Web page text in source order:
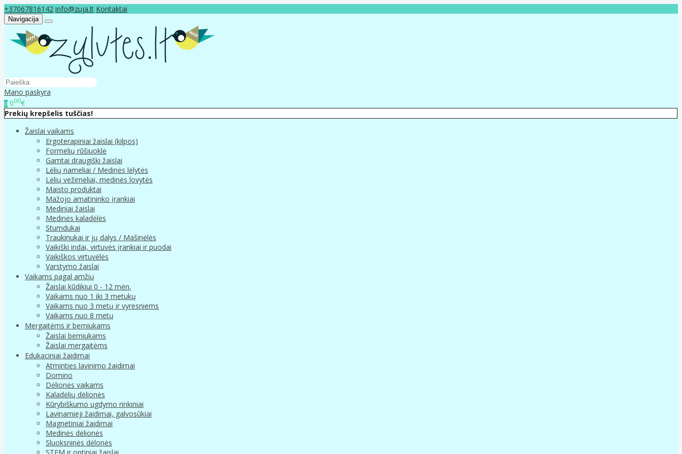
+37067816142 info@zuja.lt Kontaktai
Navigacija
Mano paskyra
0 000€
Prekių krepšelis tuščias!
Žaislai vaikams
Ergoterapiniai žaislai (kilpos)
Formelių rūšiuoklė
Gamtai draugiški žaislai
Lėlių nameliai / Medinės lėlytės
Lėlių vežimėliai, medinės lovytės
Maisto produktai
Mažojo amatininko įrankiai
Mediniai žaislai
Medinės kaladėlės
Stumdukai
Traukinukai ir jų dalys / Mašinėlės
Vaikiški indai, virtuvės įrankiai ir puodai
Vaikiškos virtuvėlės
Varstymo žaislai
Vaikams pagal amžių
Žaislai kūdikiui 0 - 12 mėn.
Vaikams nuo 1 iki 3 metukų
Vaikams nuo 3 metų ir vyresniems
Vaikams nuo 8 metų
Mergaitėms ir berniukams
Žaislai berniukams
Žaislai mergaitėms
Edukaciniai žaidimai
Atminties lavinimo žaidimai
Domino
Dėlionės vaikams
Kaladėlių dėlionės
Kūrybiškumo ugdymo rinkiniai
Lavinamieji žaidimai, galvosūkiai
Magnetiniai žaidimai
Medinės dėlionės
Sluoksninės dėlonės
STEM ir optiniai žaislai